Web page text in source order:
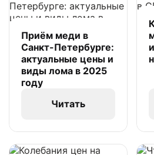
Приём меди в
Санкт-Петербурге:
актуальные цены и
виды лома в 2025
году
Читать